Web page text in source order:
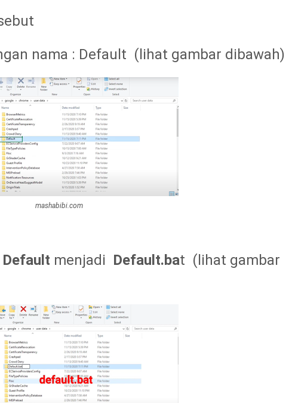
nama : Default (lihat gambar dibawah)
mashabibi.com
Default menjadi Default.bat (lihat gambar